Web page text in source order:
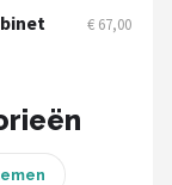
€ 67,00